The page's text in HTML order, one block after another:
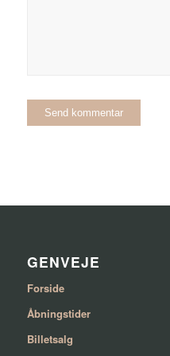
GENVEJE
Forside
Åbningstider
Billetsalg